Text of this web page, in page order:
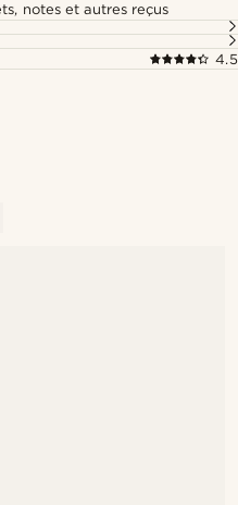
notes et autres reçus
4.5